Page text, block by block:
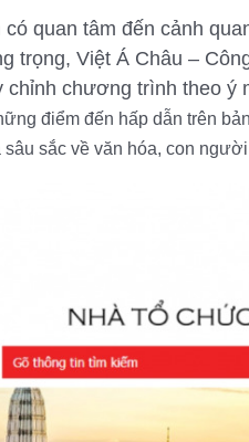
có quan tâm đến cảnh
trọng, Việt Á Châu –
chỉnh chương trình theo ý
điểm đến hấp dẫn trên
sâu sắc về văn hóa, con